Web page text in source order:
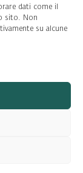
dati come il
sito. Non
su alcune